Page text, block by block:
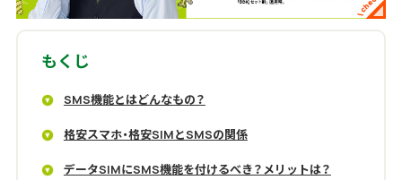
もくじ
SMS機能とはどんなもの？
格安スマホ・格安SIMとSMSの関係
データSIMにSMS機能を付けるべき？メリットは？